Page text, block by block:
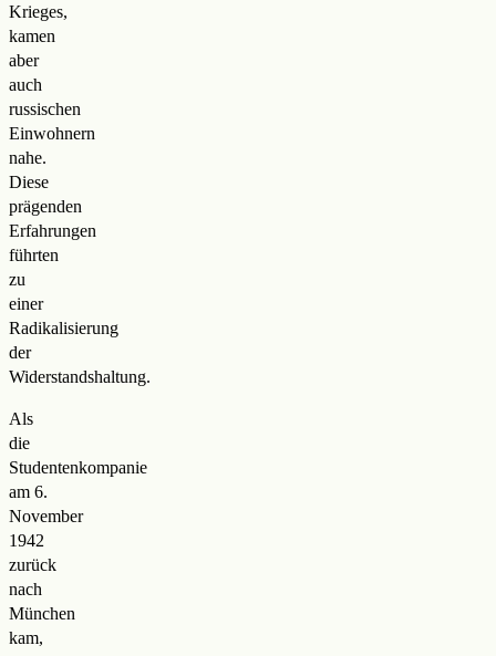
Krieges,
kamen
aber
auch
russischen
Einwohnern
nahe.
Diese
prägenden
Erfahrungen
führten
zu
einer
Radikalisierung
der
Widerstandshaltung.
Als
die
Studentenkompanie
am 6.
November
1942
zurück
nach
München
kam,